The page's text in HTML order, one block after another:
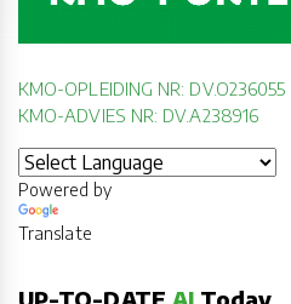
KMO-OPLEIDING NR: DV.O236055
KMO-ADVIES NR: DV.A238916
Powered by
Translate
UP-TO-DATE AI Today